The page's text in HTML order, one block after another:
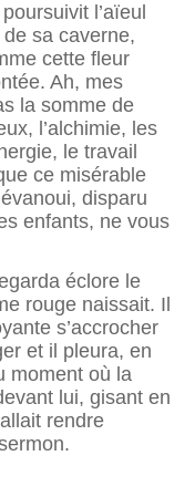
l’aïeul
sa caverne,
cette fleur
Ah, mes
la somme de
l’alchimie, les
le travail
ce misérable
disparu
enfants, ne vous
éclore le
rouge naissait. Il
s’accrocher
et il pleura, en
moment où la
lui, gisant en
rendre